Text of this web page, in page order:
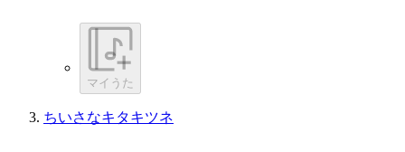
マイうた
ちいさなキタキツネ